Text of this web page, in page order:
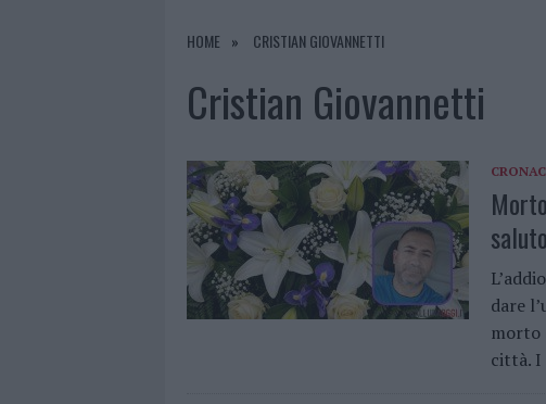
6 AGOSTO 2026 | CALANGIANUS, ALLARME SUL CENTRO
HOME CRISTIAN GIOVANNETTI
Cristian Giovannetti
dare
morto
città. I